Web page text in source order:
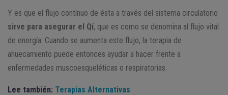
Y es que el flujo contínuo de ésta a través del sistema circulatorio
sirve para asegurar el Qí, que es como se denomina al flujo vital
de energía. Cuando se aumenta este flujo, la terapia de
ahuecamiento puede entonces ayudar a hacer frente a
enfermedades muscoesqueléticas o respiratorias.
Lee también: Terapias Alternativas